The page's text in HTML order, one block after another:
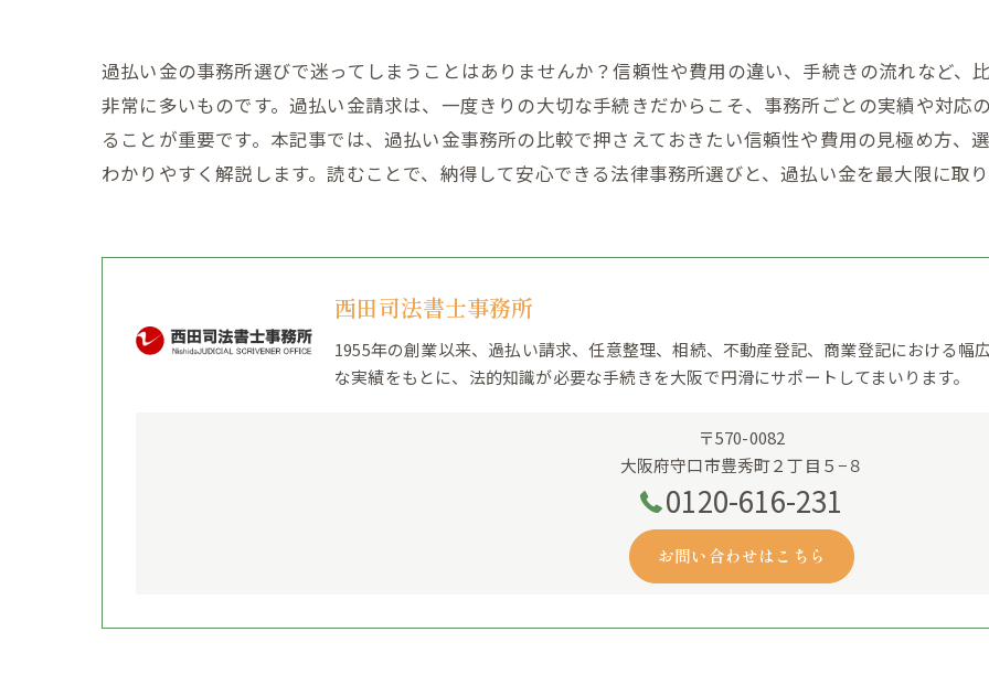
過払い金の事務所選びで迷ってしまうことはありませんか？信頼性や費用の違い、手続きの流れなど、
非常に多いものです。過払い金請求は、一度きりの大切な手続きだからこそ、事務所ごとの実績や対応
ることが重要です。本記事では、過払い金事務所の比較で押さえておきたい信頼性や費用の見極め方、
わかりやすく解説します。読むことで、納得して安心できる法律事務所選びと、過払い金を最大限に取
西田司法書士事務所
1955年の創業以来、過払い請求、任意整理、相続、不動産登記、商業登記における幅
な実績をもとに、法的知識が必要な手続きを大阪で円滑にサポートしてまいります。
〒570-0082
大阪府守口市豊秀町２丁目５−８
0120-616-231
お問い合わせはこちら